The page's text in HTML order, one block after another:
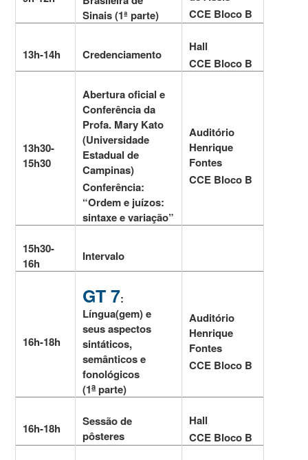
Sinais (1ª parte)
CCE Bloco B
13h-14h Credenciamento
Hall
CCE Bloco B
13h30-
15h30
Abertura oficial e
Conferência da
Profa. Mary Kato
(Universidade
Estadual de
Campinas)
Conferência:
“Ordem e juízos:
sintaxe e variação”
Auditório
Henrique
Fontes
CCE Bloco B
15h30-
16h
Intervalo
16h-18h
GT 7:
Língua(gem) e
seus aspectos
sintáticos,
semânticos e
fonológicos
(1aparte)
Auditório
Henrique
Fontes
CCE Bloco B
16h-18h
Sessão de
pôsteres
Hall
CCE Bloco B